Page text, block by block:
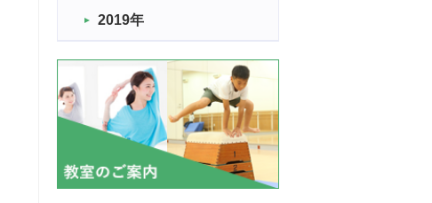
2019年